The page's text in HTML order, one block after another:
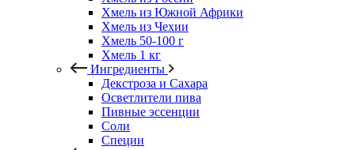
Хмель из Южной Африки
Хмель из Чехии
Хмель 50-100 г
Хмель 1 кг
Ингредиенты
Декстроза и Сахара
Осветлители пива
Пивные эссенции
Соли
Специи